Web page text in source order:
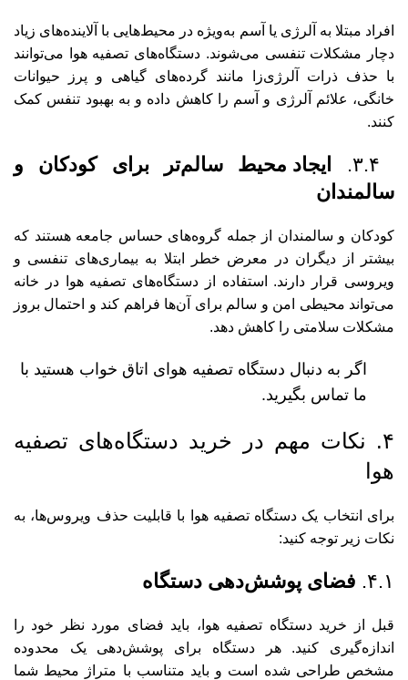
افراد مبتلا به آلرژی یا آسم به‌ویژه در محیط‌هایی با آلاینده‌های زیاد
دچار مشکلات تنفسی می‌شوند. دستگاه‌های تصفیه هوا می‌توانند
با حذف ذرات آلرژی‌زا مانند گرده‌های گیاهی و پرز حیوانات
خانگی، علائم آلرژی و آسم را کاهش داده و به بهبود تنفس کمک
کنند.
ایجاد محیط سالم‌تر برای کودکان و
سالمندان
کودکان و سالمندان از جمله گروه‌های حساس جامعه هستند که
بیشتر از دیگران در معرض خطر ابتلا به بیماری‌های تنفسی و
ویروسی قرار دارند. استفاده از دستگاه‌های تصفیه هوا در خانه
می‌تواند محیطی امن و سالم برای آن‌ها فراهم کند و احتمال بروز
مشکلات سلامتی را کاهش دهد.
اگر به دنبال دستگاه تصفیه هوای اتاق خواب هستید با
ما تماس بگیرید.
۴. نکات مهم در خرید دستگاه‌های تصفیه
هوا
برای انتخاب یک دستگاه تصفیه هوا با قابلیت حذف ویروس‌ها، به
نکات زیر توجه کنید:
۴.۱. فضای پوشش‌دهی دستگاه
قبل از خرید دستگاه تصفیه هوا، باید فضای مورد نظر خود را
اندازه‌گیری کنید. هر دستگاه برای پوشش‌دهی یک محدوده
مشخص طراحی شده است و باید متناسب با متراژ محیط شما